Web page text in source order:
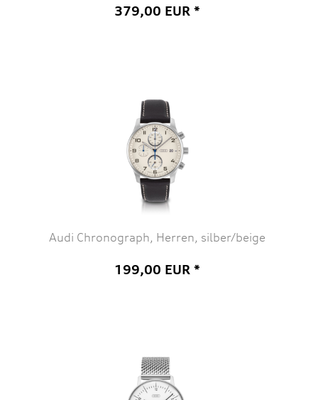
379,00 EUR *
Audi Chronograph, Herren, silber/beige
199,00 EUR *